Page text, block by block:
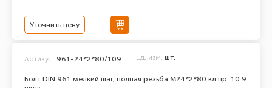
Уточнить цену
Болт DIN 961 мелкий шаг, полная резьба M24*2*80 кл.пр. 10.9
Артикул: 961-24*2*80/109 Ед. изм. шт.